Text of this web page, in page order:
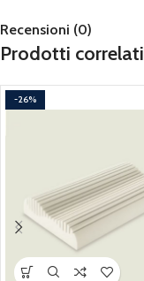
Recensioni (0)
Prodotti correlati
-26%